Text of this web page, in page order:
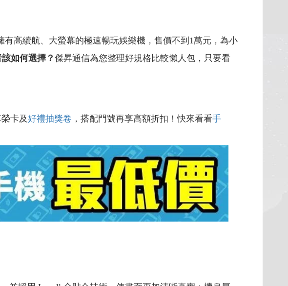
有高續航、大螢幕的極速暢玩娛樂機，售價不到1萬元，為小
如何選擇？ 傑昇通信為您整理好規格比較懶人包，只要看
卡及好禮抽獎卷 ，搭配門號再享高額折扣！快來看看手